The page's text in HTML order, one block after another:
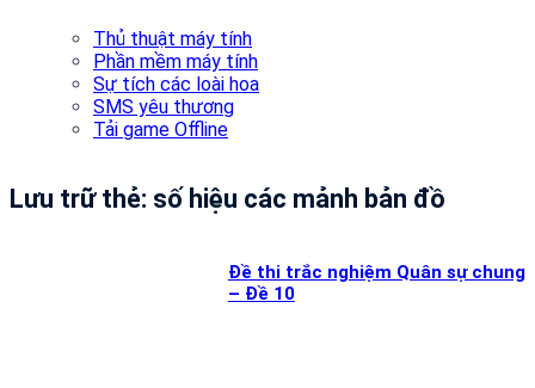
Thủ thuật máy tính
Phần mềm máy tính
Sự tích các loài hoa
SMS yêu thương
Tải game Offline
Lưu trữ thẻ: số hiệu các mảnh bản đồ
Đề thi trắc nghiệm Quân sự chung
– Đề 10